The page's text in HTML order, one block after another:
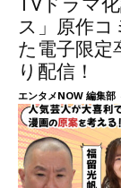
TVドラマ
ス」原作コ
た電子限定
り配信！
エンタメNOW 編集部